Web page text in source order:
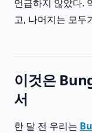
언급하지 않았다.
고, 나머지는 모두
이것은
서
한 달 전 우리는